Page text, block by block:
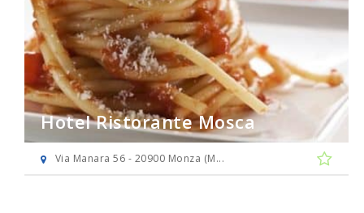
Hotel Ristorante Mosca
Via Manara 56 - 20900 Monza (M...